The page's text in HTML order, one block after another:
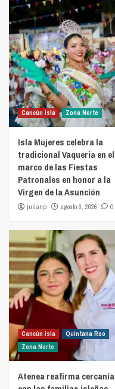
Cancún isla Zona Norte
Isla Mujeres celebra la
tradicional Vaquería en el
marco de las Fiestas
Patronales en honor a la
Virgen de la Asunción
julianp agosto 6, 2026 0
Cancún isla
Quintana Roo
Zona Norte
Atenea reafirma cercanía